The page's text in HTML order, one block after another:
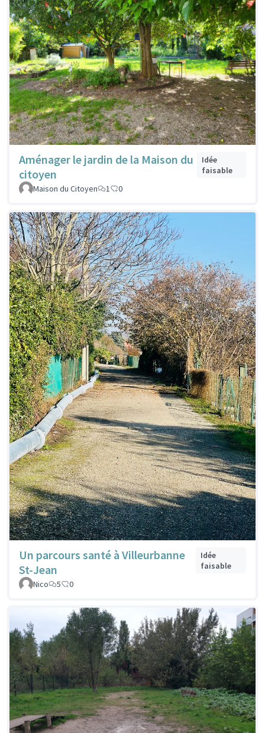
Aménager le jardin de la Maison du
citoyen
Idée
faisable
Maison du Citoyen
1 0
Un parcours santé à Villeurbanne
St-Jean
Idée
faisable
Nico
5 0